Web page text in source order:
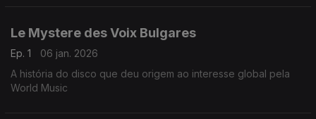
Le Mystere des Voix Bulgares
Ep. 1
06 jan. 2026
A história do disco que deu origem ao interesse global pela
World Music